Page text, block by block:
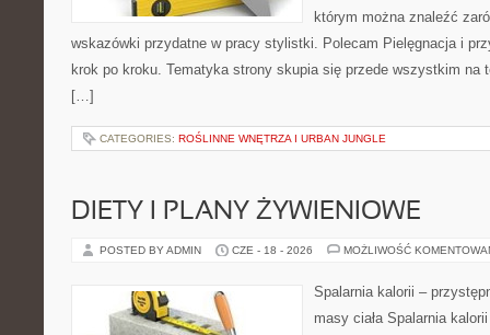
którym można znaleźć
wskazówki przydatne w pracy stylistki. Polecam Pielęgnacja i
krok po kroku. Tematyka strony skupia się przede wszystkim na
[…]
CATEGORIES: ROŚLINNE WNĘTRZA I URBAN JUNGLE
DIETY I PLANY ŻYWIENIOWE
POSTED BY ADMIN CZE - 18 - 2026 MOŻLIWOŚĆ
Spalarnia kalorii –
masy ciała Spalarnia